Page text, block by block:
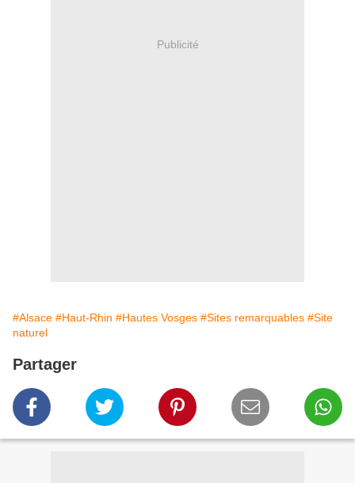
Publicité
#Alsace #Haut-Rhin #Hautes Vosges #Sites remarquables #Site
naturel
Partager